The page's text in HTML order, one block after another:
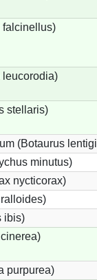
falcinellus)
leucorodia)
stellaris)
(Botaurus
minutus)
nycticorax)
ibis)
purpurea)